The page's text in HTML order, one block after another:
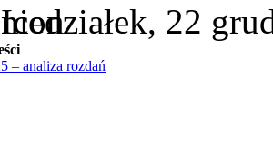
22
– analiza rozdań